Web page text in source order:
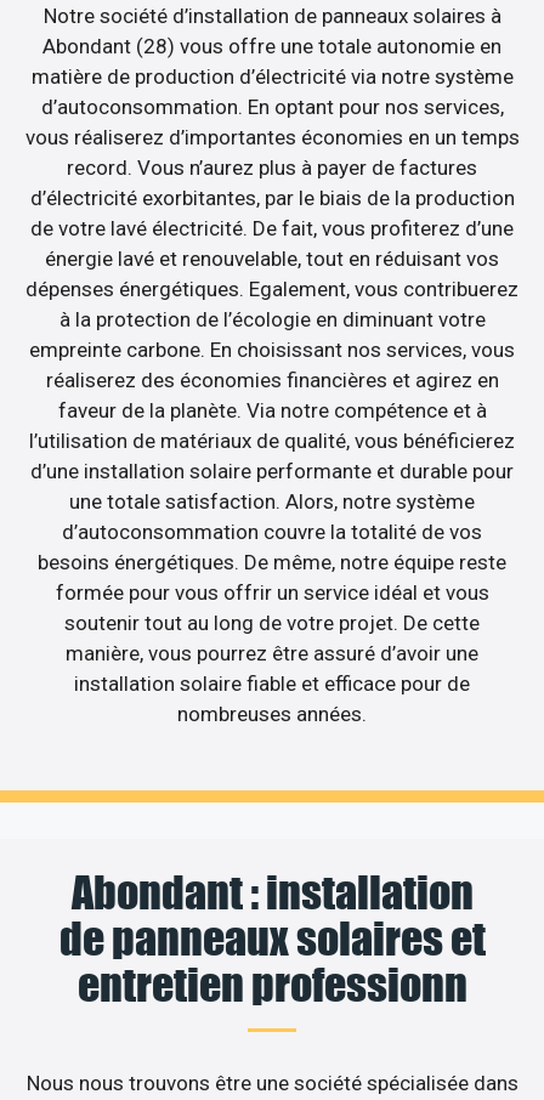
Notre société d’installation de panneaux solaires à
Abondant (28) vous offre une totale autonomie en
matière de production d’électricité via notre système
d’autoconsommation. En optant pour nos services,
vous réaliserez d’importantes économies en un temps
record. Vous n’aurez plus à payer de factures
d’électricité exorbitantes, par le biais de la production
de votre lavé électricité. De fait, vous profiterez d’une
énergie lavé et renouvelable, tout en réduisant vos
dépenses énergétiques. Egalement, vous contribuerez
à la protection de l’écologie en diminuant votre
empreinte carbone. En choisissant nos services, vous
réaliserez des économies financières et agirez en
faveur de la planète. Via notre compétence et à
l’utilisation de matériaux de qualité, vous bénéficierez
d’une installation solaire performante et durable pour
une totale satisfaction. Alors, notre système
d’autoconsommation couvre la totalité de vos
besoins énergétiques. De même, notre équipe reste
formée pour vous offrir un service idéal et vous
soutenir tout au long de votre projet. De cette
manière, vous pourrez être assuré d’avoir une
installation solaire fiable et efficace pour de
nombreuses années.
Abondant : installation
de panneaux solaires et
entretien professionn
Nous nous trouvons être une société spécialisée dans